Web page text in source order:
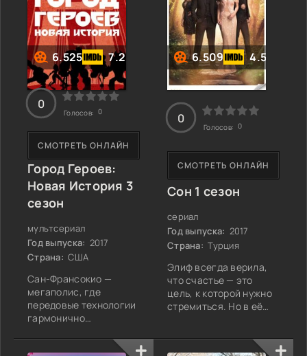
деревни, чьи страхи
перед будущим стали
незримыми цепями для
всех её жителей.
загадочный взгляд.
Через секунду она
исчезает за дверью
своего дома. Этот
взгляд кажется
Джейкобу настолько
странным, что он
6.525 7.2
Город Героев:
Новая История 3
сезон
мультсериал
Год выпуска: 2017
Страна: США
Сан-Франсокио —
мегаполис, где
передовые технологии
гармонично
восточной
СМОТРЕТЬ ОНЛАЙН
0
Голосов: 0
6.509 4.5
Сон 1 сезон
сериал
Год выпуска: 2017
Страна: Турция
Элиф всегда верила,
что счастье — это
цель, к которой нужно
стремиться. Но в её
и яркая, она живёт в
СМОТРЕТЬ ОНЛАЙН
0
Голосов: 0